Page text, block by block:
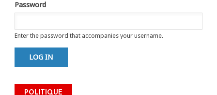
Password
Enter the password that accompanies your username.
POLITIQUE
James Monazard s’inscrit comme